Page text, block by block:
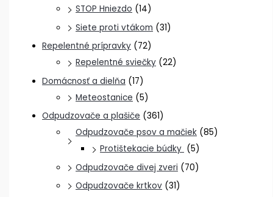
STOP Hniezdo (14)
Siete proti vtákom (31)
Repelentné prípravky (72)
Repelentné sviečky (22)
Domácnosť a dielňa (17)
Meteostanice (5)
Odpudzovače a plašiče (361)
Odpudzovače psov a mačiek (85)
Protištekacie búdky (5)
Odpudzovače divej zveri (70)
Odpudzovače krtkov (31)